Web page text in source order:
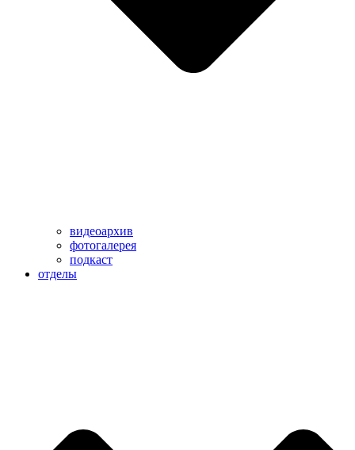
видеоархив
фотогалерея
подкаст
отделы